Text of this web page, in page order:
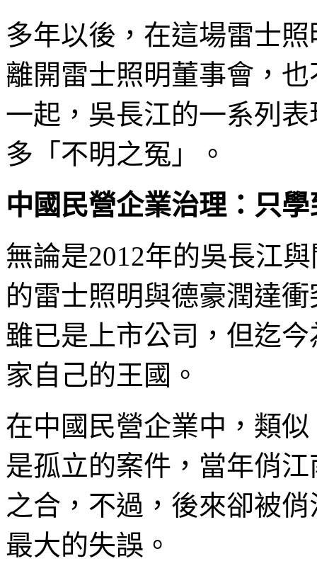
多年以後，在這場雷士
離開雷士照明董事會，
一起，吳長江的一系列
多「不明之冤」。
中國民營企業治理：只
無論是2012年的吳長江
的雷士照明與德豪潤達
雖已是上市公司，但迄
家自己的王國。
在中國民營企業中，類
是孤立的案件，當年俏
之合，不過，後來卻被
最大的失誤。